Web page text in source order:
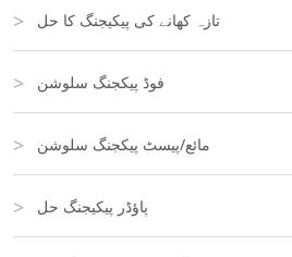
تازہ کھانے کی پیکیجنگ کا حل
فوڈ پیکجنگ سلوشن
مائع/پیسٹ پیکجنگ سلوشن
پاؤڈر پیکیجنگ حل